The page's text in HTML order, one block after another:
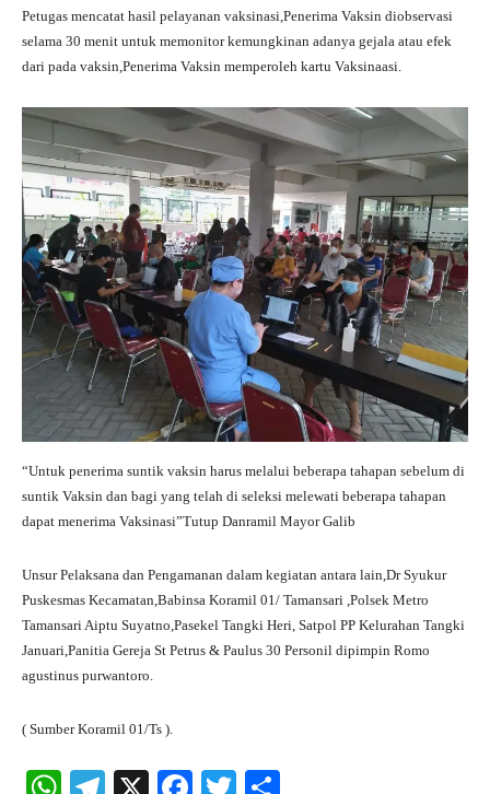
Petugas mencatat hasil pelayanan vaksinasi,Penerima Vaksin diobservasi
selama 30 menit untuk memonitor kemungkinan adanya gejala atau efek
dari pada vaksin,Penerima Vaksin memperoleh kartu Vaksinaasi.
“Untuk penerima suntik vaksin harus melalui beberapa tahapan sebelum di
suntik Vaksin dan bagi yang telah di seleksi melewati beberapa tahapan
dapat menerima Vaksinasi”Tutup Danramil Mayor Galib
Unsur Pelaksana dan Pengamanan dalam kegiatan antara lain,Dr Syukur
Puskesmas Kecamatan,Babinsa Koramil 01/ Tamansari ,Polsek Metro
Tamansari Aiptu Suyatno,Pasekel Tangki Heri, Satpol PP Kelurahan Tangki
Januari,Panitia Gereja St Petrus & Paulus 30 Personil dipimpin Romo
agustinus purwantoro.
( Sumber Koramil 01/Ts ).